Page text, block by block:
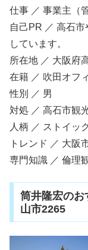
仕事 ／ 事業主（
自己PR ／ 高石
しています。
所在地 ／ 大阪府
在籍 ／ 吹田オフ
性別 ／ 男
対処 ／ 高石市観
人柄 ／ ストイック
トレンド ／ 大阪
専門知識 ／ 倫理
筒井隆宏のお
山市2265